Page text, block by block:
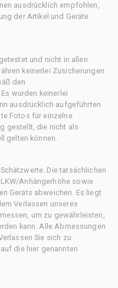
ausdrücklich empfohlen,
der Artikel und Geräte
und nicht in allen
keinerlei Zusicherungen
den
wurden keinerlei
ausdrücklich aufgeführten
Fotos für einzelne
gestellt, die nicht als
gelten können.
Die tatsächlichen
Anhängerhöhe sowie
Geräts abweichen. Es liegt
Verlassen unseres
um zu gewährleisten,
kann. Alle Abmessungen
Sie sich zu
die hier genannten